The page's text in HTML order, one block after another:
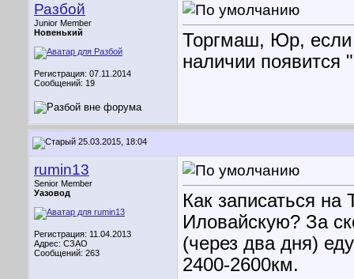
Разбой
Junior Member
Новенький
Регистрация: 07.11.2014
Сообщений: 19
Торгмаш, Юр, если
наличии появится
25.03.2015, 18:04
rumin13
Senior Member
Уазовод
Регистрация: 11.04.2013
Адрес: СЗАО
Сообщений: 263
Как записаться
Иловайскую? За
(через два дня)
2400-2600км.